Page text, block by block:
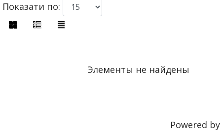
Показати по:
Элементы не найдены
Powered